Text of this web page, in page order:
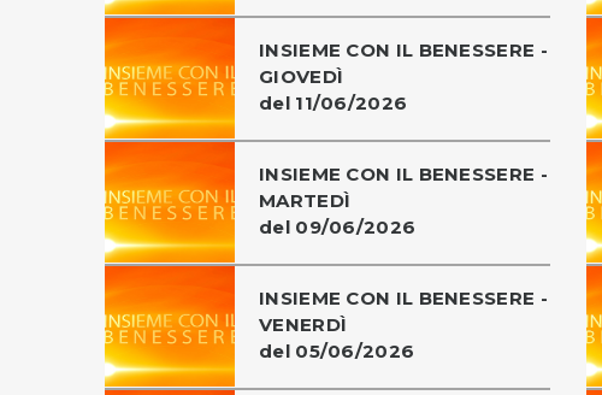
INSIEME CON IL BENESSERE -
GIOVEDÌ
del 11/06/2026
INSIEME CON IL BENESSERE -
MARTEDÌ
del 09/06/2026
INSIEME CON IL BENESSERE -
VENERDÌ
del 05/06/2026